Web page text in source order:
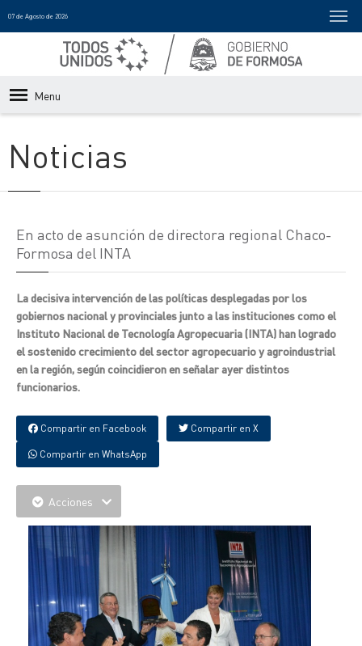
07 de Agosto de 2026
Menu
Noticias
En acto de asunción de directora regional Chaco-
Formosa del INTA
La decisiva intervención de las políticas desplegadas por los
gobiernos nacional y provinciales junto a las instituciones como el
Instituto Nacional de Tecnología Agropecuaria (INTA) han logrado
el sostenido crecimiento del sector agropecuario y agroindustrial
en la región, según coincidieron en señalar ayer distintos
funcionarios.
Compartir en Facebook Compartir en X
Compartir en WhatsApp
Acciones